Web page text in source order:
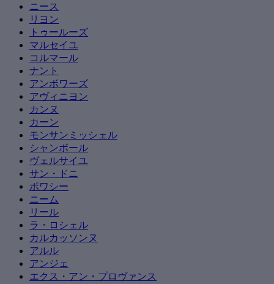
ニース
リヨン
トゥールーズ
マルセイユ
コルマール
ナント
アンボワーズ
アヴィニヨン
カンヌ
カーン
モンサンミッシェル
シャンボール
ヴェルサイユ
サン・ドニ
ポワシー
ニーム
リール
ラ・ロシェル
カルカッソンヌ
アルル
アンジェ
エクス・アン・プロヴァンス